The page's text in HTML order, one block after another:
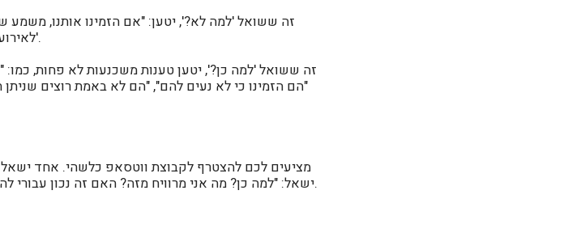
זה ששואל 'למה לא?', יטען: "אם הזמינו אותנו, משמע
לאירוע שלנו, אז זה לא יפה שלא נגיע לאירוע שלהם" וכד'.
זה ששואל 'למה כן?', יטען טענות משכנעות לא פחות, כמו:
"הם הזמינו כי לא נעים להם", "הם לא באמת רוצים
מציעים לכם להצטרף לקבוצת ווטסאפ כלשהי. אחד
ישאל: "למה כן? מה אני מרוויח מזה? האם זה נכון עבורי.